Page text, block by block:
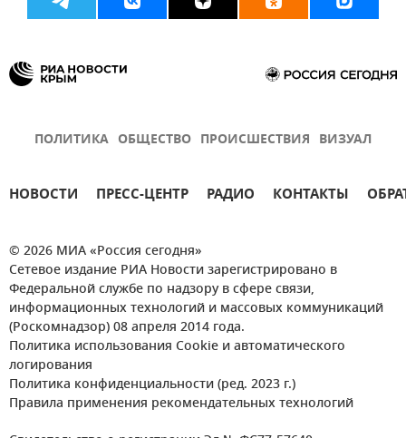
ПОЛИТИКА ОБЩЕСТВО ПРОИСШЕСТВИЯ ВИЗУАЛ
НОВОСТИ ПРЕСС-ЦЕНТР РАДИО КОНТАКТЫ
© 2026 МИА «Россия сегодня»
Сетевое издание РИА Новости зарегистрировано в
Федеральной службе по надзору в сфере связи,
информационных технологий и массовых коммуникаций
(Роскомнадзор) 08 апреля 2014 года.
Политика использования Cookie и автоматического
логирования
Политика конфиденциальности (ред. 2023 г.)
Правила применения рекомендательных технологий